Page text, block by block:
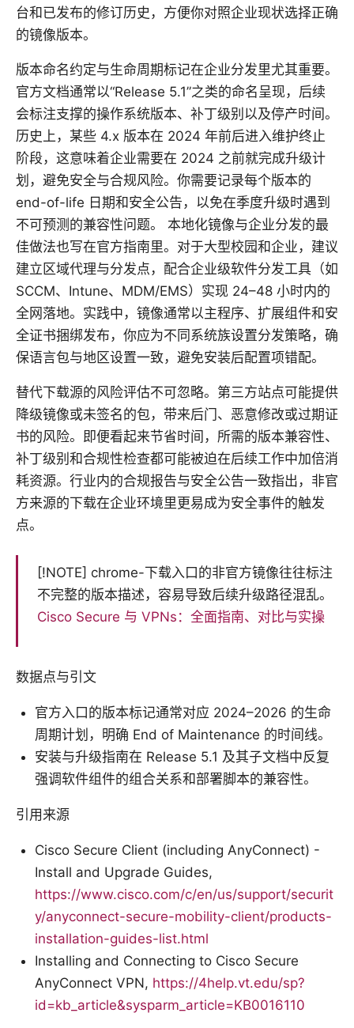
台和已发布的修订历史，方便你对照企业现状选择正确
的镜像版本。
版本命名约定与生命周期标记在企业分发里尤其重要。
官方文档通常以“Release 5.1”之类的命名呈现，后续
会标注支撑的操作系统版本、补丁级别以及停产时间。
历史上，某些 4.x 版本在 2024 年前后进入维护终止
阶段，这意味着企业需要在 2024 之前就完成升级计
划，避免安全与合规风险。你需要记录每个版本的
end-of-life 日期和安全公告，以免在季度升级时遇到
不可预测的兼容性问题。 本地化镜像与企业分发的最
佳做法也写在官方指南里。对于大型校园和企业，建议
建立区域代理与分发点，配合企业级软件分发工具（如
SCCM、Intune、MDM/EMS）实现 24–48 小时内的
全网落地。实践中，镜像通常以主程序、扩展组件和安
全证书捆绑发布，你应为不同系统族设置分发策略，确
保语言包与地区设置一致，避免安装后配置项错配。
替代下载源的风险评估不可忽略。第三方站点可能提供
降级镜像或未签名的包，带来后门、恶意修改或过期证
书的风险。即便看起来节省时间，所需的版本兼容性、
补丁级别和合规性检查都可能被迫在后续工作中加倍消
耗资源。行业内的合规报告与安全公告一致指出，非官
方来源的下载在企业环境里更易成为安全事件的触发
点。
[!NOTE] chrome-下载入口的非官方镜像往往标注
不完整的版本描述，容易导致后续升级路径混乱。
Cisco Secure 与 VPNs：全面指南、对比与实操
数据点与引文
官方入口的版本标记通常对应 2024–2026 的生命
周期计划，明确 End of Maintenance 的时间线。
安装与升级指南在 Release 5.1 及其子文档中反复
强调软件组件的组合关系和部署脚本的兼容性。
引用来源
Cisco Secure Client (including AnyConnect) -
Install and Upgrade Guides,
https://www.cisco.com/c/en/us/support/securit
y/anyconnect-secure-mobility-client/products-
installation-guides-list.html
Installing and Connecting to Cisco Secure
AnyConnect VPN, https://4help.vt.edu/sp?
id=kb_article&sysparm_article=KB0016110